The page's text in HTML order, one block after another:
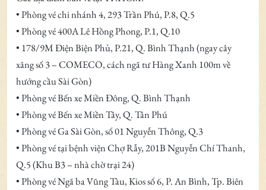
• Phòng vé chi nhánh 4, 293 Trần Phú, P.8, Q.5
• Phòng vé 400A Lê Hồng Phong, P.1, Q.10
• 178/9M Điện Biện Phủ, P.21, Q. Bình Thạnh (ngay cây
xăng số 3 – COMECO, cách ngã tư Hàng Xanh 100m về
hướng cầu Sài Gòn)
• Phòng vé Bến xe Miền Đông, Q. Bình Thạnh
• Phòng vé Bến xe Miền Tây, Q. Tân Phú
• Phòng vé Ga Sài Gòn, số 01 Nguyễn Thông, Q.3
• Phòng vé tại bệnh viện Chợ Rẫy, 201B Nguyễn Chí Thanh,
Q.5 (Khu B3 – nhà chờ trại 24)
• Phòng vé Ngã ba Vũng Tàu, Kios số 6, P. An Bình, Tp. Biên